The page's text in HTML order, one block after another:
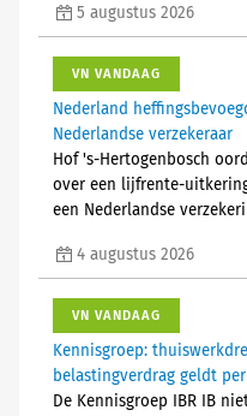
5 augustus 2026
VN VANDAAG
Nederland
Nederlandse verzekeraar
Hof 's-Hertogenbosch
over een lijfrente-
een Nederlandse
4 augustus 2026
VN VANDAAG
Kennisgroep:
belastingverdrag geldt
De Kennisgroep IBR IB